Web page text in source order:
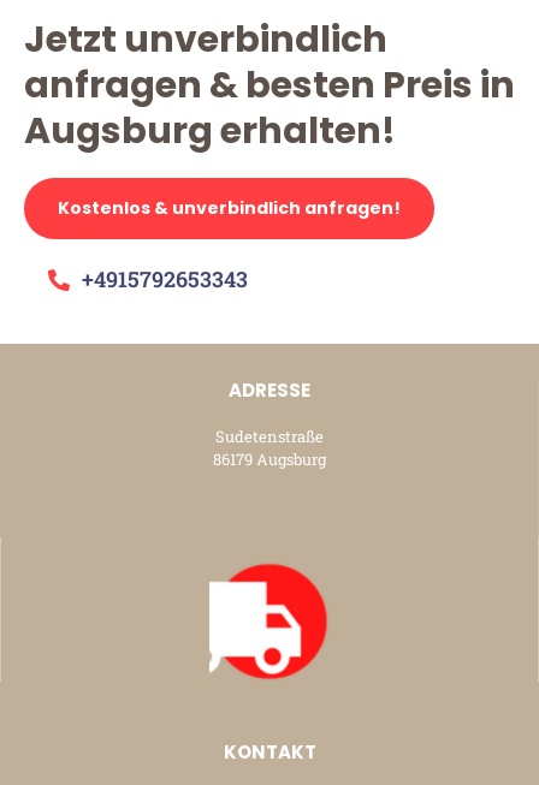
Jetzt unverbindlich
anfragen & besten Preis in
Augsburg erhalten!
Kostenlos & unverbindlich anfragen!
+4915792653343
ADRESSE
Sudetenstraße
86179 Augsburg
KONTAKT